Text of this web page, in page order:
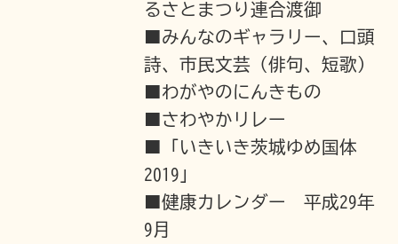
るさとまつり連合渡御
■みんなのギャラリー、口頭
詩、市民文芸（俳句、短歌）
■わがやのにんきもの
■さわやかリレー
■「いきいき茨城ゆめ国体
2019」
■健康カレンダー 平成29年
9月